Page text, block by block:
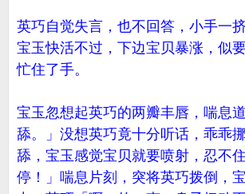
英巧自觉失言，也不回答，小手一
宝玉快活不过，下边宝贝暴涨，似
忙住了手。
宝玉忽想起英巧的两瓣丰唇，喘息
舔。」没想英巧竟十分听话，乖乖
舔，宝玉感觉宝贝就要喷射，忍不
停！」喘息片刻，突将英巧拨倒，